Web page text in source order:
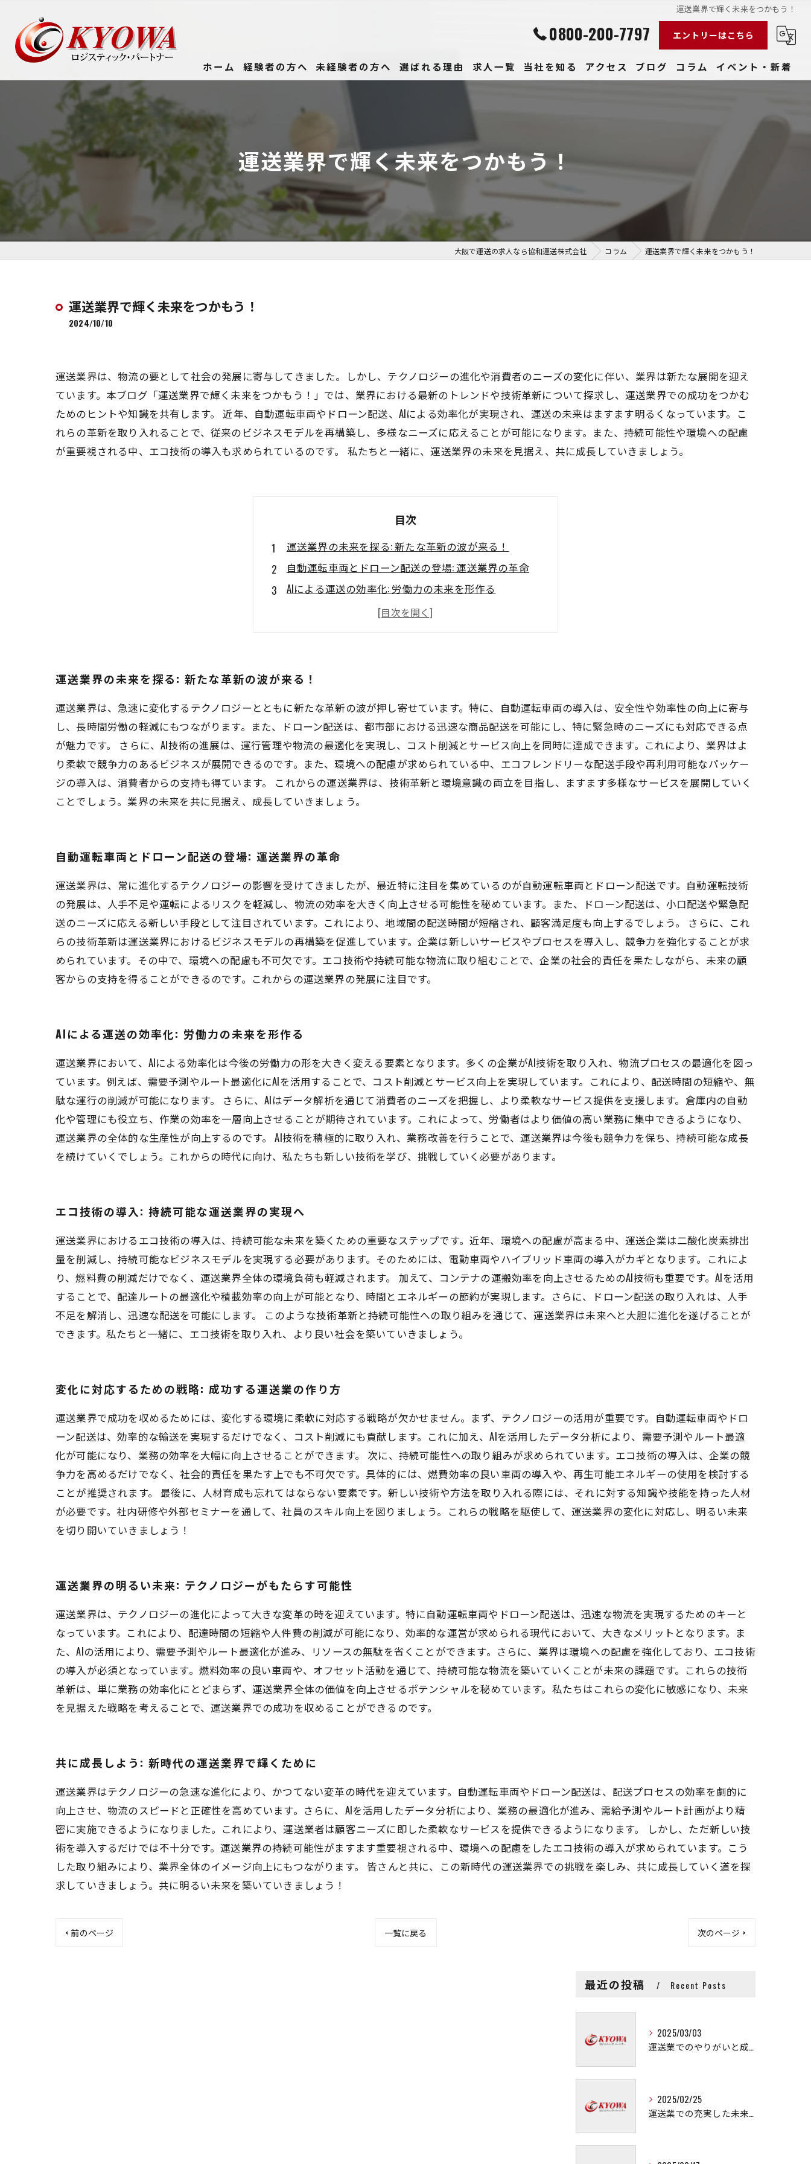
運送業界で輝く未来をつかもう！
0800-200-7797 エントリーはこちら
ホーム 経験者の方へ 未経験者の方へ 選ばれる理由 求人一覧 当社を知る
高収入
アクセス ブログ コラム イベント・新着
運送業界で輝く未来をつかもう！
大阪で運送の求人なら協和運送株式会社 コラム 運送業界で輝く未来をつかもう！
運送業界で輝く未来をつかもう！
2024/10/10
運送業界は、物流の要として社会の発展に寄与してきました。しかし、テクノロジーの進化や消費者のニーズの変化に伴い、業界は新たな展開を迎え
ています。本ブログ「運送業界で輝く未来をつかもう！」では、業界における最新のトレンドや技術革新について探求し、運送業界での成功をつかむ
ためのヒントや知識を共有します。 近年、自動運転車両やドローン配送、AIによる効率化が実現され、運送の未来はますます明るくなっています。こ
れらの革新を取り入れることで、従来のビジネスモデルを再構築し、多様なニーズに応えることが可能になります。また、持続可能性や環境への配慮
が重要視される中、エコ技術の導入も求められているのです。 私たちと一緒に、運送業界の未来を見据え、共に成長していきましょう。
目次
運送業界の未来を探る: 新たな革新の波が来る！
自動運転車両とドローン配送の登場: 運送業界の革命
AIによる運送の効率化: 労働力の未来を形作る
エコ技術の導入: 持続可能な運送業界の実現へ
共に成長しよう: 新時代の運送業界で輝くために
運送業界の未来を探る: 新たな革新の波が来る！
運送業界は、急速に変化するテクノロジーとともに新たな革新の波が押し寄せています。特に、自動運転車両の導入は、安全性や効率性の向上に寄与
し、長時間労働の軽減にもつながります。また、ドローン配送は、都市部における迅速な商品配送を可能にし、特に緊急時のニーズにも対応できる点
が魅力です。 さらに、AI技術の進展は、運行管理や物流の最適化を実現し、コスト削減とサービス向上を同時に達成できます。これにより、業界はよ
り柔軟で競争力のあるビジネスが展開できるのです。また、環境への配慮が求められている中、エコフレンドリーな配送手段や再利用可能なパッケー
ジの導入は、消費者からの支持も得ています。 これからの運送業界は、技術革新と環境意識の両立を目指し、ますます多様なサービスを展開していく
ことでしょう。業界の未来を共に見据え、成長していきましょう。
自動運転車両とドローン配送の登場: 運送業界の革命
運送業界は、常に進化するテクノロジーの影響を受けてきましたが、最近特に注目を集めているのが自動運転車両とドローン配送です。自動運転技術
の発展は、人手不足や運転によるリスクを軽減し、物流の効率を大きく向上させる可能性を秘めています。また、ドローン配送は、小口配送や緊急配
送のニーズに応える新しい手段として注目されています。これにより、地域間の配送時間が短縮され、顧客満足度も向上するでしょう。 さらに、これ
らの技術革新は運送業界におけるビジネスモデルの再構築を促進しています。企業は新しいサービスやプロセスを導入し、競争力を強化することが求
められています。その中で、環境への配慮も不可欠です。エコ技術や持続可能な物流に取り組むことで、企業の社会的責任を果たしながら、未来の顧
客からの支持を得ることができるのです。これからの運送業界の発展に注目です。
AIによる運送の効率化: 労働力の未来を形作る
運送業界において、AIによる効率化は今後の労働力の形を大きく変える要素となります。多くの企業がAI技術を取り入れ、物流プロセスの最適化を図っ
ています。例えば、需要予測やルート最適化にAIを活用することで、コスト削減とサービス向上を実現しています。これにより、配送時間の短縮や、無
駄な運行の削減が可能になります。 さらに、AIはデータ解析を通じて消費者のニーズを把握し、より柔軟なサービス提供を支援します。倉庫内の自動
化や管理にも役立ち、作業の効率を一層向上させることが期待されています。これによって、労働者はより価値の高い業務に集中できるようになり、
運送業界の全体的な生産性が向上するのです。 AI技術を積極的に取り入れ、業務改善を行うことで、運送業界は今後も競争力を保ち、持続可能な成長
を続けていくでしょう。これからの時代に向け、私たちも新しい技術を学び、挑戦していく必要があります。
エコ技術の導入: 持続可能な運送業界の実現へ
運送業界におけるエコ技術の導入は、持続可能な未来を築くための重要なステップです。近年、環境への配慮が高まる中、運送企業は二酸化炭素排出
量を削減し、持続可能なビジネスモデルを実現する必要があります。そのためには、電動車両やハイブリッド車両の導入がカギとなります。これによ
り、燃料費の削減だけでなく、運送業界全体の環境負荷も軽減されます。 加えて、コンテナの運搬効率を向上させるためのAI技術も重要です。AIを活用
することで、配達ルートの最適化や積載効率の向上が可能となり、時間とエネルギーの節約が実現します。さらに、ドローン配送の取り入れは、人手
不足を解消し、迅速な配送を可能にします。 このような技術革新と持続可能性への取り組みを通じて、運送業界は未来へと大胆に進化を遂げることが
できます。私たちと一緒に、エコ技術を取り入れ、より良い社会を築いていきましょう。
変化に対応するための戦略: 成功する運送業の作り方
運送業界で成功を収めるためには、変化する環境に柔軟に対応する戦略が欠かせません。まず、テクノロジーの活用が重要です。自動運転車両やドロ
ーン配送は、効率的な輸送を実現するだけでなく、コスト削減にも貢献します。これに加え、AIを活用したデータ分析により、需要予測やルート最適
化が可能になり、業務の効率を大幅に向上させることができます。 次に、持続可能性への取り組みが求められています。エコ技術の導入は、企業の競
争力を高めるだけでなく、社会的責任を果たす上でも不可欠です。具体的には、燃費効率の良い車両の導入や、再生可能エネルギーの使用を検討する
ことが推奨されます。 最後に、人材育成も忘れてはならない要素です。新しい技術や方法を取り入れる際には、それに対する知識や技能を持った人材
が必要です。社内研修や外部セミナーを通して、社員のスキル向上を図りましょう。これらの戦略を駆使して、運送業界の変化に対応し、明るい未来
を切り開いていきましょう！
運送業界の明るい未来: テクノロジーがもたらす可能性
運送業界は、テクノロジーの進化によって大きな変革の時を迎えています。特に自動運転車両やドローン配送は、迅速な物流を実現するためのキーと
なっています。これにより、配達時間の短縮や人件費の削減が可能になり、効率的な運営が求められる現代において、大きなメリットとなります。ま
た、AIの活用により、需要予測やルート最適化が進み、リソースの無駄を省くことができます。さらに、業界は環境への配慮を強化しており、エコ技術
の導入が必須となっています。燃料効率の良い車両や、オフセット活動を通じて、持続可能な物流を築いていくことが未来の課題です。これらの技術
革新は、単に業務の効率化にとどまらず、運送業界全体の価値を向上させるポテンシャルを秘めています。私たちはこれらの変化に敏感になり、未来
を見据えた戦略を考えることで、運送業界での成功を収めることができるのです。
共に成長しよう: 新時代の運送業界で輝くために
運送業界はテクノロジーの急速な進化により、かつてない変革の時代を迎えています。自動運転車両やドローン配送は、配送プロセスの効率を劇的に
向上させ、物流のスピードと正確性を高めています。さらに、AIを活用したデータ分析により、業務の最適化が進み、需給予測やルート計画がより精
密に実施できるようになりました。これにより、運送業者は顧客ニーズに即した柔軟なサービスを提供できるようになります。 しかし、ただ新しい技
術を導入するだけでは不十分です。運送業界の持続可能性がますます重要視される中、環境への配慮をしたエコ技術の導入が求められています。こう
した取り組みにより、業界全体のイメージ向上にもつながります。 皆さんと共に、この新時代の運送業界での挑戦を楽しみ、共に成長していく道を探
求していきましょう。共に明るい未来を築いていきましょう！
< 前のページ 一覧に戻る 次のページ >
最近の投稿 Recent Posts
2025/03/03
運送業でのやりがいと成長の秘訣
2025/02/25
運送業での充実した未来を拓く方法